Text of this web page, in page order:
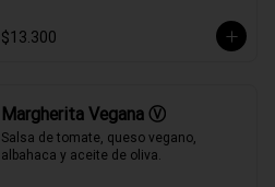
$13.300
Margherita Vegana Ⓥ
Salsa de tomate, queso vegano,
albahaca y aceite de oliva.